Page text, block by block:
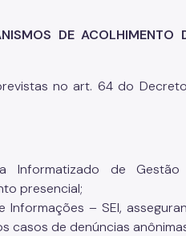
DE ACOLHIMENTO
no art. 64 do
Informatizado de
presencial;
– SEI,
casos de denúncias